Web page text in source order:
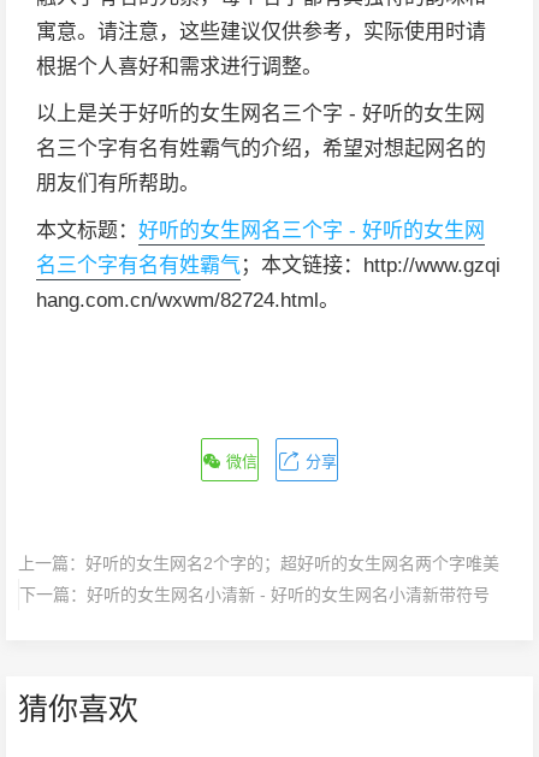
寓意。请注意，这些建议仅供参考，实际使用时请
根据个人喜好和需求进行调整。
以上是关于好听的女生网名三个字 - 好听的女生网
名三个字有名有姓霸气的介绍，希望对想起网名的
朋友们有所帮助。
本文标题： 好听的女生网名三个字 - 好听的女生网
名三个字有名有姓霸气；本文链接：http://www.gzqi
hang.com.cn/wxwm/82724.html。
微信 分享
上一篇： 好听的女生网名2个字的；超好听的女生网名两个字唯美
下一篇： 好听的女生网名小清新 - 好听的女生网名小清新带符号
猜你喜欢